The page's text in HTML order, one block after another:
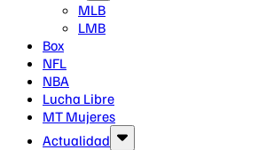
MLB
LMB
Box
NFL
NBA
Lucha Libre
MT Mujeres
Actualidad